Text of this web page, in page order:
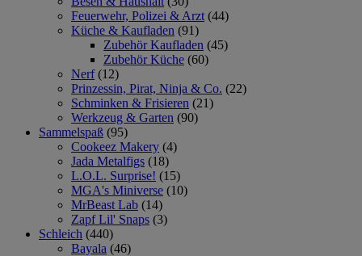
Feuerwehr, Polizei & Arzt (44)
Küche & Kaufladen (91)
Zubehör Kaufladen (45)
Zubehör Küche (60)
Nerf (12)
Prinzessin, Pirat, Ninja & Co. (22)
Schminken & Frisieren (21)
Werkzeug & Garten (90)
Sammelspaß (95)
Cookeez Makery (4)
Jada Metalfigs (18)
L.O.L. Surprise! (15)
MGA's Miniverse (10)
MrBeast Lab (14)
Zapf Lil' Snaps (3)
Schleich (440)
Bayala (46)